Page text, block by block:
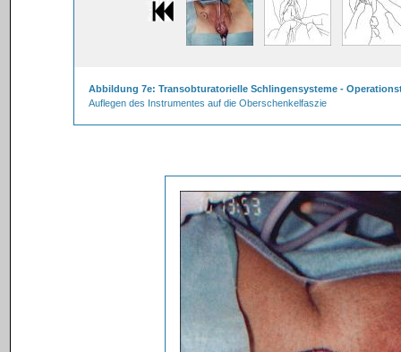
Abbildung 7e: Transobturatorielle Schlingensysteme -
Auflegen des Instrumentes auf die Oberschenkelfaszie